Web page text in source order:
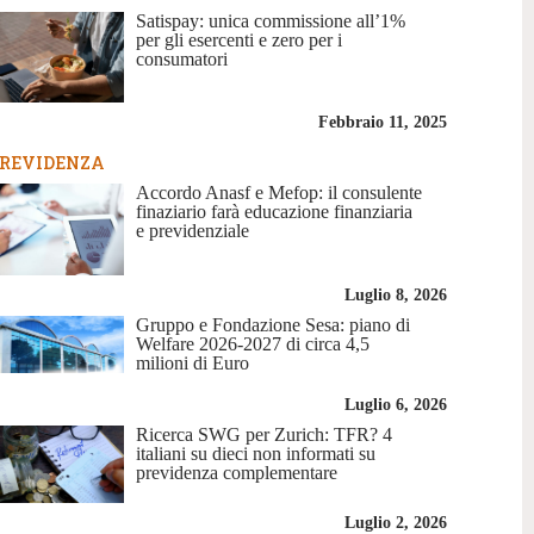
Satispay: unica commissione all’1%
per gli esercenti e zero per i
consumatori
Febbraio 11, 2025
Accordo Anasf e Mefop: il consulente
finaziario farà educazione finanziaria
e previdenziale
Luglio 8, 2026
Gruppo e Fondazione Sesa: piano di
Welfare 2026-2027 di circa 4,5
milioni di Euro
Luglio 6, 2026
Ricerca SWG per Zurich: TFR? 4
italiani su dieci non informati su
previdenza complementare
Luglio 2, 2026